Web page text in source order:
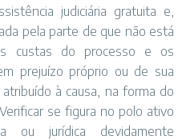
judiciária gratuita e,
pela parte de que não está
custas do processo e os
prejuízo próprio ou de sua
à causa, na forma do
se figura no polo ativo
ou jurídica devidamente